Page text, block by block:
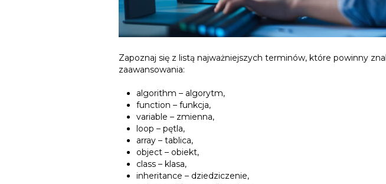
Zapoznaj się z listą najważniejszych terminów, które powinny
zaawansowania:
algorithm – algorytm,
function – funkcja,
variable – zmienna,
loop – pętla,
array – tablica,
object – obiekt,
class – klasa,
inheritance – dziedziczenie,